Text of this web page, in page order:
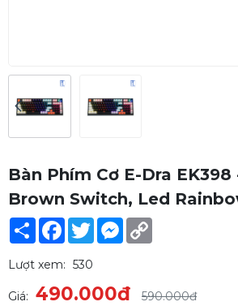
Bàn Phím Cơ E-Dra EK398
Brown Switch, Led
Share Facebook
TwitterMessenger
Lượt xem: 530
Giá: 490.000đ 590.000đ